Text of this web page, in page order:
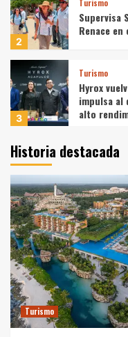
2
Turismo
Supervisa
Renace
3
Turismo
Hyrox
impulsa al
alto
4
Turismo
Feria
5
Turismo
La
que la
mejor
visitantes
Turismo
La Liste
Historia destacada
Turismo